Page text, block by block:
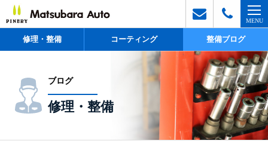
修理・整備 コーティング 整備ブログ
ブログ
修理・整備